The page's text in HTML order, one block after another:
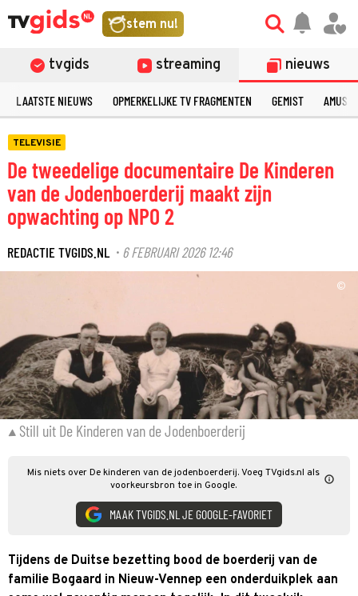
stem nu!
tvgids streaming nieuws
LAATSTE NIEUWS OPMERKELIJKE TV FRAGMENTEN GEMIST
TELEVISIE
De tweedelige documentaire De Kinderen
van de Jodenboerderij maakt zijn
opwachting op NPO 2
REDACTIE TVGIDS.NL· 6 FEBRUARI 2026 12:46
©
Still uit De Kinderen van de Jodenboerderij
Mis niets over De kinderen van de jodenboerderij. Voeg TVgids.nl als
voorkeursbron toe in Google.
MAAK TVGIDS.NL JE GOOGLE-FAVORIET
Tijdens de Duitse bezetting bood de boerderij van de
familie Bogaard in Nieuw-Vennep een onderduikplek aan